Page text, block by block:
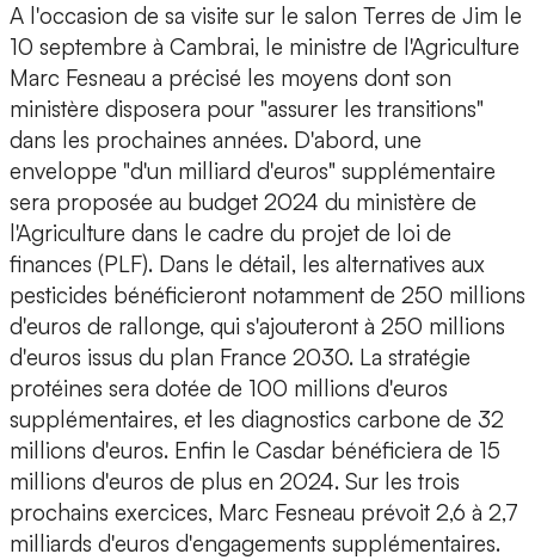
A l'occasion de sa visite sur le salon Terres de Jim le
10 septembre à Cambrai, le ministre de l'Agriculture
Marc Fesneau a précisé les moyens dont son
ministère disposera pour "assurer les transitions"
dans les prochaines années. D'abord, une
enveloppe "d'un milliard d'euros" supplémentaire
sera proposée au budget 2024 du ministère de
l'Agriculture dans le cadre du projet de loi de
finances (PLF). Dans le détail, les alternatives aux
pesticides bénéficieront notamment de 250 millions
d'euros de rallonge, qui s'ajouteront à 250 millions
d'euros issus du plan France 2030. La stratégie
protéines sera dotée de 100 millions d'euros
supplémentaires, et les diagnostics carbone de 32
millions d'euros. Enfin le Casdar bénéficiera de 15
millions d'euros de plus en 2024. Sur les trois
prochains exercices, Marc Fesneau prévoit 2,6 à 2,7
milliards d'euros d'engagements supplémentaires.